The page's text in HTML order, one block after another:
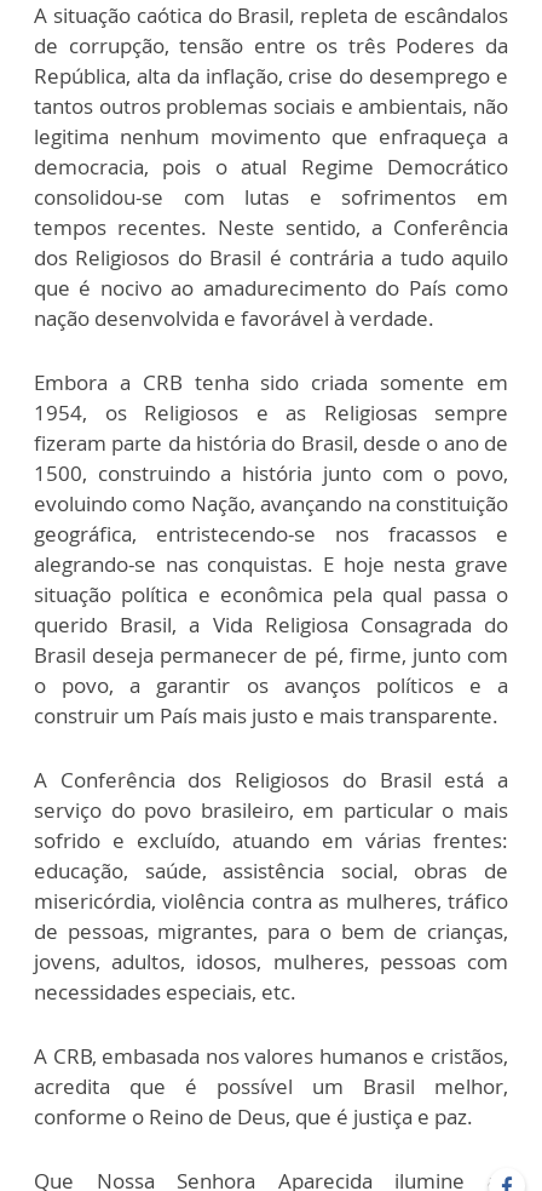
A situação caótica do Brasil, repleta de escândalos
de corrupção, tensão entre os três Poderes da
República, alta da inflação, crise do desemprego e
tantos outros problemas sociais e ambientais, não
legitima nenhum movimento que enfraqueça a
democracia, pois o atual Regime Democrático
consolidou-se com lutas e sofrimentos em
tempos recentes. Neste sentido, a Conferência
dos Religiosos do Brasil é contrária a tudo aquilo
que é nocivo ao amadurecimento do País como
nação desenvolvida e favorável à verdade.
Embora a CRB tenha sido criada somente em
1954, os Religiosos e as Religiosas sempre
fizeram parte da história do Brasil, desde o ano de
1500, construindo a história junto com o povo,
evoluindo como Nação, avançando na constituição
geográfica, entristecendo-se nos fracassos e
alegrando-se nas conquistas. E hoje nesta grave
situação política e econômica pela qual passa o
querido Brasil, a Vida Religiosa Consagrada do
Brasil deseja permanecer de pé, firme, junto com
o povo, a garantir os avanços políticos e a
construir um País mais justo e mais transparente.
A Conferência dos Religiosos do Brasil está a
serviço do povo brasileiro, em particular o mais
sofrido e excluído, atuando em várias frentes:
educação, saúde, assistência social, obras de
misericórdia, violência contra as mulheres, tráfico
de pessoas, migrantes, para o bem de crianças,
jovens, adultos, idosos, mulheres, pessoas com
necessidades especiais, etc.
A CRB, embasada nos valores humanos e cristãos,
acredita que é possível um Brasil melhor,
conforme o Reino de Deus, que é justiça e paz.
Que Nossa Senhora Aparecida ilumine as